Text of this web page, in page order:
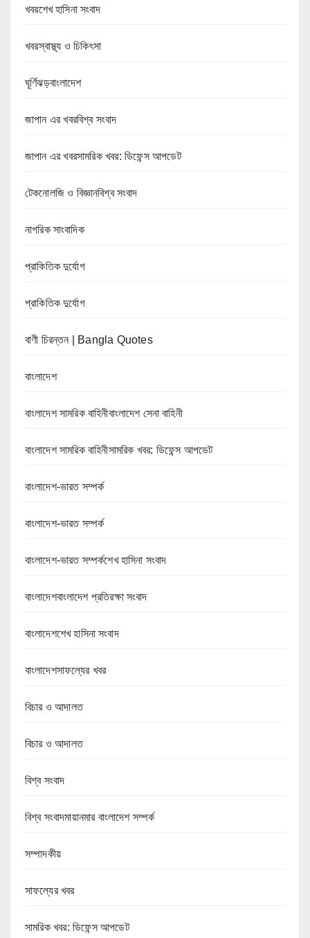
খবরশেখ হাসিনা সংবাদ
খবরস্বাস্থ্য ও চিকিৎসা
ঘূর্ণিঝড়বাংলাদেশ
জাপান এর খবরবিশ্ব সংবাদ
জাপান এর খবরসামরিক খবর: ডিফেন্স আপডেট
টেকনোলজি ও বিজ্ঞানবিশ্ব সংবাদ
নাগরিক সাংবাদিক
প্রাকিতিক দুর্যোগ
প্রাকিতিক দুর্যোগ
বাণী চিরন্তন | Bangla Quotes
বাংলাদেশ
বাংলাদেশ সামরিক বাহিনীবাংলাদেশ সেনা বাহিনী
বাংলাদেশ সামরিক বাহিনীসামরিক খবর: ডিফেন্স আপডেট
বাংলাদেশ-ভারত সম্পর্ক
বাংলাদেশ-ভারত সম্পর্ক
বাংলাদেশ-ভারত সম্পর্কশেখ হাসিনা সংবাদ
বাংলাদেশবাংলাদেশ প্রতিরক্ষা সংবাদ
বাংলাদেশশেখ হাসিনা সংবাদ
বাংলাদেশসাফল্যের খবর
বিচার ও আদালত
বিচার ও আদালত
বিশ্ব সংবাদ
বিশ্ব সংবাদমায়ানমার বাংলাদেশ সম্পর্ক
সম্পাদকীয়
সাফল্যের খবর
সামরিক খবর: ডিফেন্স আপডেট